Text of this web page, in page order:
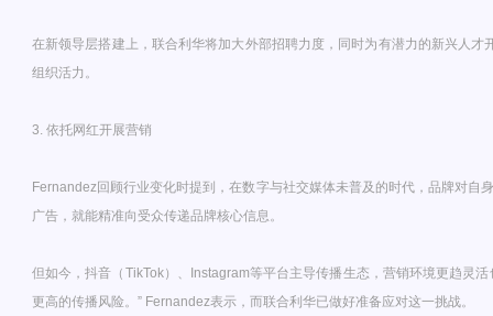
在新领导层搭建上，联合利华将加大外部招聘力度，同时为有潜力的新兴人才
组织活力。
3. 依托网红开展营销
Fernandez回顾行业变化时提到，在数字与社交媒体未普及的时代，品牌对自
广告，就能精准向受众传递品牌核心信息。
但如今，抖音（TikTok）、Instagram等平台主导传播生态，营销环境更趋灵
更高的传播风险。” Fernandez表示，而联合利华已做好准备应对这一挑战。